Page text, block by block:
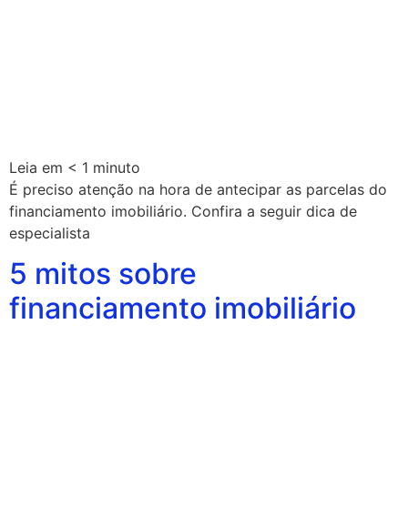
Leia em < 1 minuto
É preciso atenção na hora de antecipar as parcelas do
financiamento imobiliário. Confira a seguir dica de
especialista
5 mitos sobre
financiamento imobiliário